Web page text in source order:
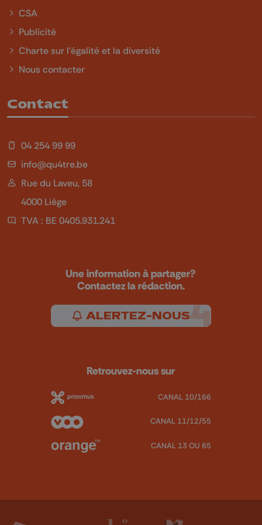
CSA
Publicité
Charte sur l'égalité et la diversité
Nous contacter
Contact
04 254 99 99
info@qu4tre.be
Rue du Laveu, 58
4000 Liège
TVA : BE 0405.931.241
Une information à partager?
Contactez la rédaction.
ALERTEZ-NOUS
Retrouvez-nous sur
CANAL 10/166
CANAL 11/12/55
CANAL 13 OU 65